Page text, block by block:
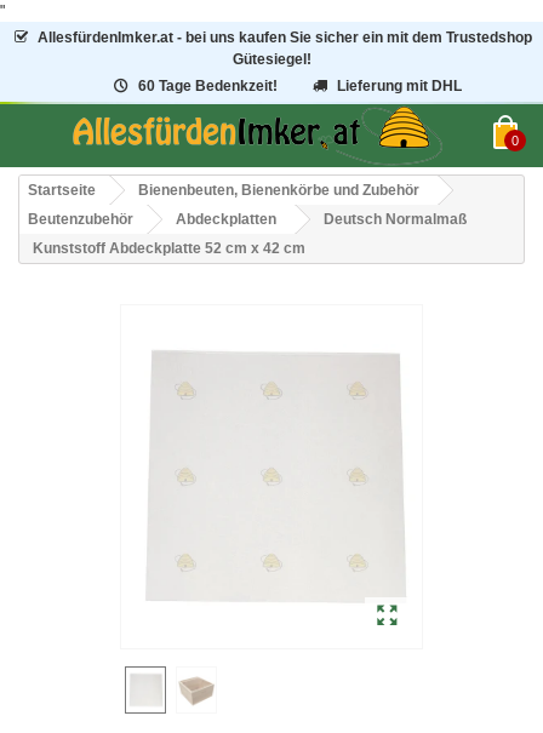
"
AllesfürdenImker.at - bei uns kaufen Sie sicher ein mit dem Trustedshop
Gütesiegel!
60 Tage Bedenkzeit!
Lieferung mit DHL
0
Startseite
Bienenbeuten, Bienenkörbe und Zubehör
Beutenzubehör
Abdeckplatten
Deutsch Normalmaß
Kunststoff Abdeckplatte 52 cm x 42 cm